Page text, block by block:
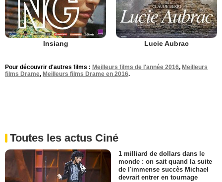
Insiang Lucie Aubrac
Pour découvrir d'autres films : Meilleurs films de l'année 2016, Meilleurs
films Drame, Meilleurs films Drame en 2016.
Toutes les actus Ciné
1 milliard de dollars dans le
monde : on sait quand la suite
de l'immense succès Michael
devrait entrer en tournage